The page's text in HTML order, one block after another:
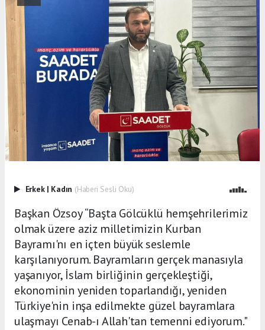
Erkek | Kadın (Haberi Sesli Oku)
Başkan Özsoy “Başta Gölcüklü hemşehrilerimiz
olmak üzere aziz milletimizin Kurban
Bayramı'nı en içten büyük seslemle
karşılanıyorum. Bayramların gerçek manasıyla
yaşanıyor, İslam birliğinin gerçekleştiği,
ekonominin yeniden toparlandığı, yeniden
Türkiye'nin inşa edilmekte güzel bayramlara
ulaşmayı Cenab-ı Allah'tan temenni ediyorum."